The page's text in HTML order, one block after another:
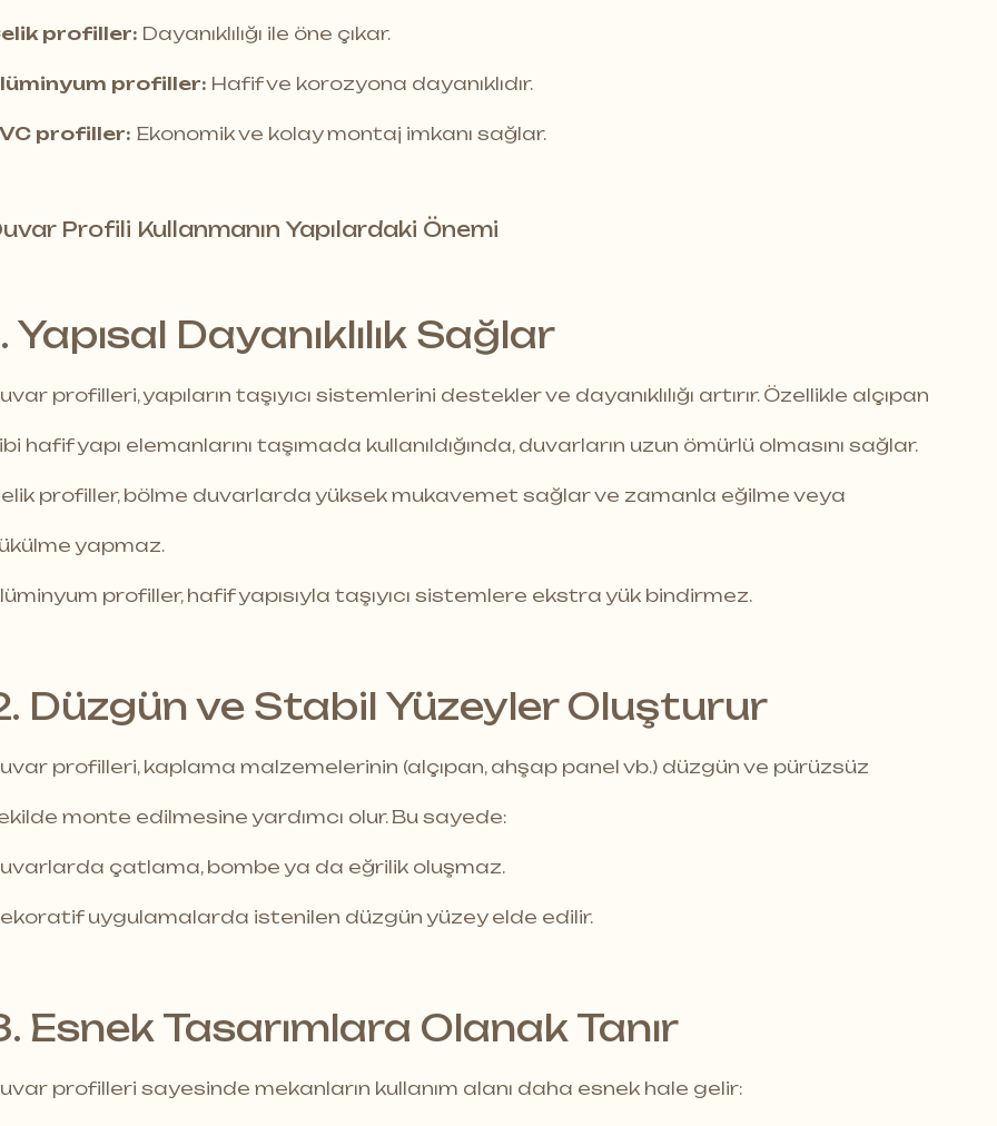
profiller: Dayanıklılığı ile öne çıkar.
profiller: Hafif ve korozyona dayanıklıdır.
profiller: Ekonomik ve kolay montaj imkanı sağlar.
Profili Kullanmanın Yapılardaki Önemi
Yapısal Dayanıklılık Sağlar
profilleri, yapıların taşıyıcı sistemlerini destekler ve dayanıklılığı artırır. Özellikle alçıpan
hafif yapı elemanlarını taşımada kullanıldığında, duvarların uzun ömürlü olmasını sağlar.
profiller, bölme duvarlarda yüksek mukavemet sağlar ve zamanla eğilme veya
yapmaz.
profiller, hafif yapısıyla taşıyıcı sistemlere ekstra yük bindirmez.
Düzgün ve Stabil Yüzeyler Oluşturur
profilleri, kaplama malzemelerinin (alçıpan, ahşap panel vb.) düzgün ve pürüzsüz
monte edilmesine yardımcı olur. Bu sayede:
çatlama, bombe ya da eğrilik oluşmaz.
uygulamalarda istenilen düzgün yüzey elde edilir.
Esnek Tasarımlara Olanak Tanır
profilleri sayesinde mekanların kullanım alanı daha esnek hale gelir: